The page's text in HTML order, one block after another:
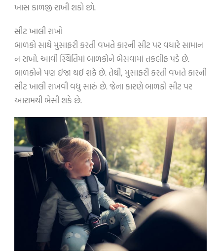
ખાસ કાળજી રાખી શકો છો.
સીટ ખાલી રાખો
બાળકો સાથે મુસાફરી કરતી વખતે કારની સીટ પર વધારે સામાન
ન રાખો. આવી સ્થિતિમાં બાળકોને બેસવામાં તકલીફ પડે છે.
બાળકોને પણ ઈજા થઈ શકે છે. તેથી, મુસાફરી કરતી વખતે કારની
સીટ ખાલી રાખવી વધુ સારું છે. જેના કારણે બાળકો સીટ પર
આરામથી બેસી શકે છે.